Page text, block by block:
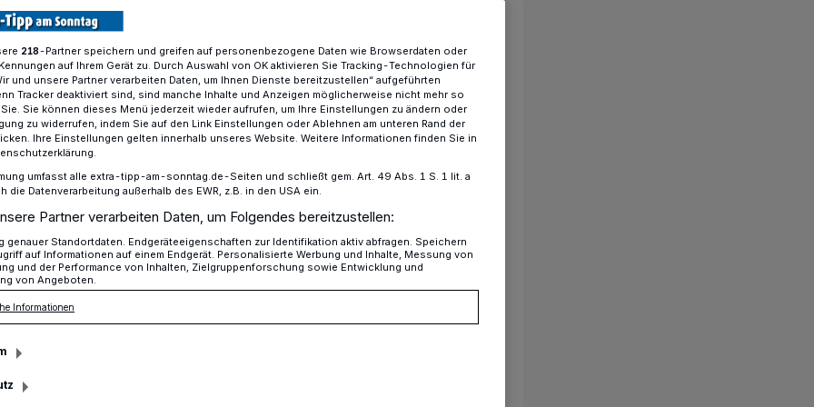
Spende vom Meinfest für Hubertusschule
spendet an die Hubertusschule
gewinnt“ an der
gab es am Mittwoch bei den
als sie das neue Spielgerät „4 in a
gesehen habe, dass der Schule von
gespendet wurde.
218-Partner speichern und greifen auf personenbezogene Daten wie Browserdaten oder
auf Ihrem Gerät zu. Durch Auswahl von OK aktivieren Sie Tracking-Technologien für
und unsere Partner verarbeiten Daten, um Ihnen Dienste bereitzustellen“ aufgeführten
Tracker deaktiviert sind, sind manche Inhalte und Anzeigen möglicherweise nicht mehr so
Sie können dieses Menü jederzeit wieder aufrufen, um Ihre Einstellungen zu ändern oder
zu widerrufen, indem Sie auf den Link Einstellungen oder Ablehnen am unteren Rand der
Ihre Einstellungen gelten innerhalb unseres Website. Weitere Informationen finden Sie in
umfasst alle extra-tipp-am-sonntag.de-Seiten und schließt gem. Art. 49 Abs. 1 S. 1 lit. a
die Datenverarbeitung außerhalb des EWR, z.B. in den USA ein.
Partner verarbeiten Daten, um Folgendes bereitzustellen:
genauer Standortdaten. Endgeräteeigenschaften zur Identifikation aktiv abfragen. Speichern
auf Informationen auf einem Endgerät. Personalisierte Werbung und Inhalte, Messung von
und der Performance von Inhalten, Zielgruppenforschung sowie Entwicklung und
von Angeboten.
Informationen